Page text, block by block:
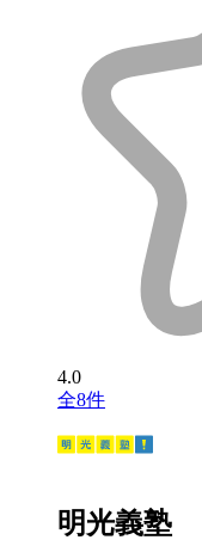
4.0
全8件
明光義塾